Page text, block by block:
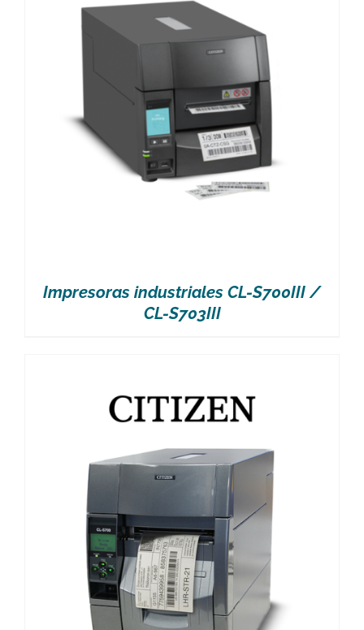
Impresoras industriales CL-S700III /
CL-S703III